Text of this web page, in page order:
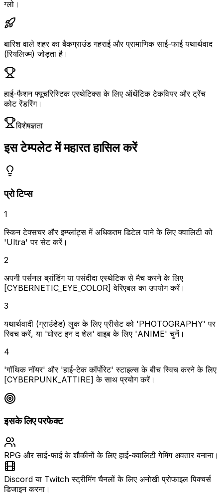
ग्लो।
बारिश वाले शहर का बैकग्राउंड गहराई और प्रामाणिक साई-फाई यथार्थवाद
(रियलिज्म) जोड़ता है।
हाई-फैशन फ्यूचरिस्टिक एस्थेटिक्स के लिए ऑथेंटिक टेकवियर और ट्रेंच
कोट रेंडरिंग।
विशेषज्ञता
इस टेम्पलेट में महारत हासिल करें
प्रो टिप्स
1
स्किन टेक्सचर और इम्प्लांट्स में अधिकतम डिटेल पाने के लिए क्वालिटी को
'Ultra' पर सेट करें।
2
अपनी पर्सनल ब्रांडिंग या पसंदीदा एस्थेटिक से मैच करने के लिए
[CYBERNETIC_EYE_COLOR] वेरिएबल का उपयोग करें।
3
यथार्थवादी (ग्राउंडेड) लुक के लिए प्रीसेट को 'PHOTOGRAPHY' पर
स्विच करें, या 'घोस्ट इन द शेल' वाइब के लिए 'ANIME' चुनें।
4
'गॉथिक नॉयर' और 'हाई-टेक कॉर्पोरेट' स्टाइल्स के बीच स्विच करने के लिए
[CYBERPUNK_ATTIRE] के साथ प्रयोग करें।
इसके लिए परफेक्ट
RPG और साई-फाई के शौकीनों के लिए हाई-क्वालिटी गेमिंग अवतार बनाना।
Discord या Twitch स्ट्रीमिंग चैनलों के लिए अनोखी प्रोफाइल पिक्चर्स
डिजाइन करना।